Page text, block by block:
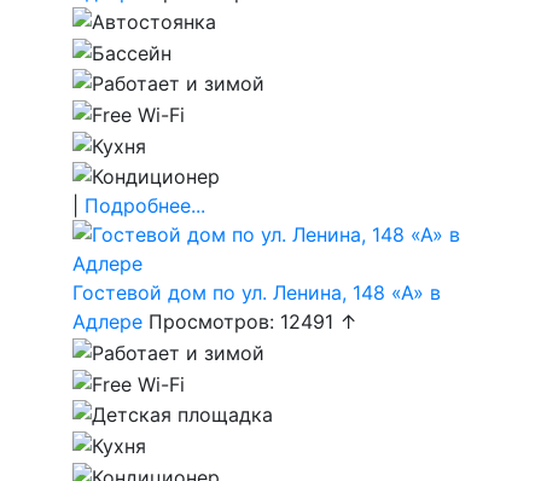
Подробнее...
Гостевой дом по ул. Ленина, 148 «А» в
Адлере Просмотров: 12491 ↑